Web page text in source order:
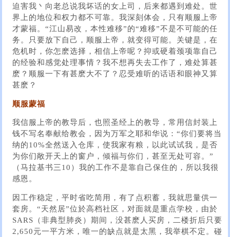
迫害我丶向老总说我坏话的女上司，后来都遇到难处。世
界上的地位和权力都不可靠。我深刻体会，只有顺服上帝
才蒙福。“江山易改，本性难移”的“难移”不是不可能的任
务。只要放下自己，顺服上帝，就变得可能。关键是，在
危机时，你怎麽选择，相信上帝呢？抑或硬着颈项靠自己
的经验和感觉处理事情？我不想再失去工作了，难处算甚
麽？顺服一下有甚麽大不了？忍受难听的话语和眼神又算
甚麽？
顺服蒙福
我信服上帝的教导后，也照圣经上的教导，常用信封装上
钱不写名奉献给教会，因为万军之耶和华说：“你们要将当
纳的10%全然送入仓库，使我家有粮，以此试试我，是否
为你们敞开天上的窗户，倾福与你们，甚至无处可容。”
（马拉基书三10）我的工作不是靠自己保住的，所以我很
感恩。
因工作稳定，平时省吃简用，有了点积蓄，我就思量供一
套房。“天然居”位於高档社区，对面就是重点学校，由於
SARS（非典型肺炎）期间，没甚麽人买房，二楼折后只要
2,650元一平方米，唯一的缺点就是太黑，我举棋不定。碰